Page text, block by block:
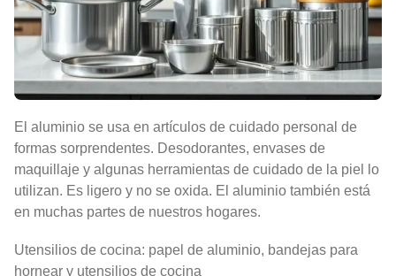
El aluminio se usa en artículos de cuidado personal de
formas sorprendentes. Desodorantes, envases de
maquillaje y algunas herramientas de cuidado de la piel lo
utilizan. Es ligero y no se oxida. El aluminio también está
en muchas partes de nuestros hogares.
Utensilios de cocina: papel de aluminio, bandejas para
hornear y utensilios de cocina